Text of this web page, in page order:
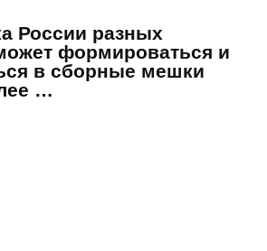
России разных
формироваться и
в сборные мешки
…